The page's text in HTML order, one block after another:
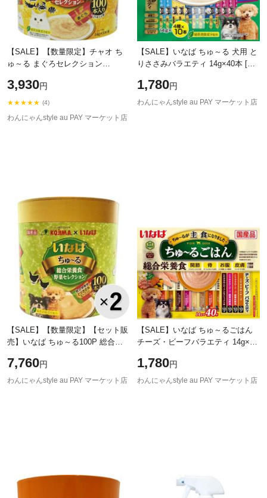
【SALE】【数量限定】チャオ ち
ゅ～る まぐろセレクション
ゅーる］
3,930円
★★★★★ (4)
わんにゃんstyle au PAY マーケット店
【SALE】いなば ちゅ～る 犬用 と
りささみバラエティ 14g×40本 [ち
1,780円
わんにゃんstyle au PAY マーケット店
【SALE】【数量限定】【セット販
売】いなば ちゅ～る100P 総合栄
る］ （14g×100本入り）×2コ
7,760円
わんにゃんstyle au PAY マーケット店
【SALE】いなば ちゅ～るごはん
チーズ・ビーフバラエティ 14g×40
1,780円
わんにゃんstyle au PAY マーケット店